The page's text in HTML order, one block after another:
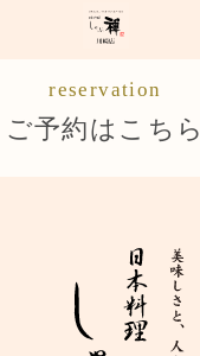
店舗情報
ご優待
reservation
ご予約はこちら